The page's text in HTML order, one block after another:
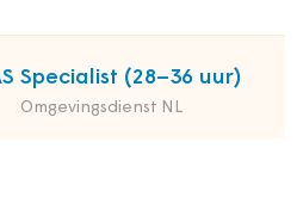
Specialist (28–36 uur)
Omgevingsdienst NL